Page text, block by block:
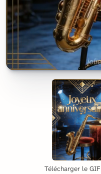
Télécharger le